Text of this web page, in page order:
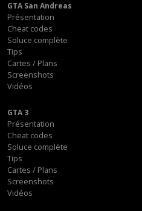
GTA San Andreas
Présentation
Cheat codes
Soluce complète
Tips
Cartes / Plans
Screenshots
Vidéos
GTA 3
Présentation
Cheat codes
Soluce complète
Tips
Cartes / Plans
Screenshots
Vidéos